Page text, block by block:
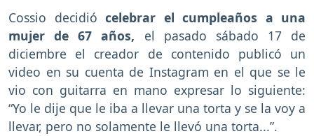
Cossio decidió celebrar el cumpleaños a una
mujer de 67 años, el pasado sábado 17 de
diciembre el creador de contenido publicó un
video en su cuenta de Instagram en el que se le
vio con guitarra en mano expresar lo siguiente:
“Yo le dije que le iba a llevar una torta y se la voy a
llevar, pero no solamente le llevó una torta...”.